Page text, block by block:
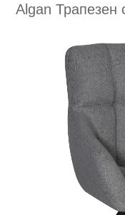
Algan Трапезен